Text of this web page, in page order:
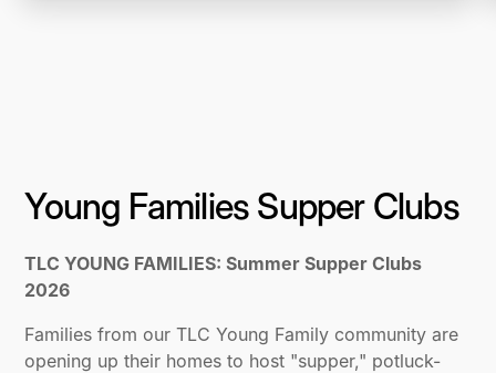
Young Families Supper Clubs
TLC YOUNG FAMILIES: Summer Supper Clubs
2026
Families from our TLC Young Family community are
opening up their homes to host "supper," potluck-